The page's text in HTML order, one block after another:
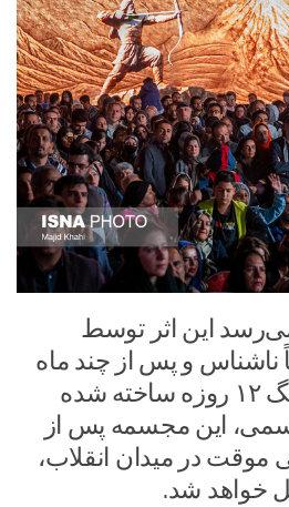
این اثر توسط
و پس از چند ماه
کار مداوم، در پی جنگ ۱۲ روزه ساخته شده
این مجسمه پس از
موقت در میدان انقلاب،
خواهد شد.